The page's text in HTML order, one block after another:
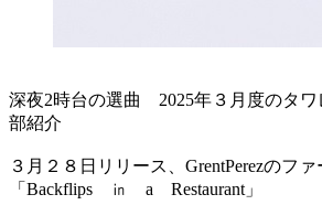
深夜2時台の選曲 2025年３月度のタワ
部紹介
３月２８日リリース、GrentPerezのフ
「Backflips ㏌ a Restaurant」